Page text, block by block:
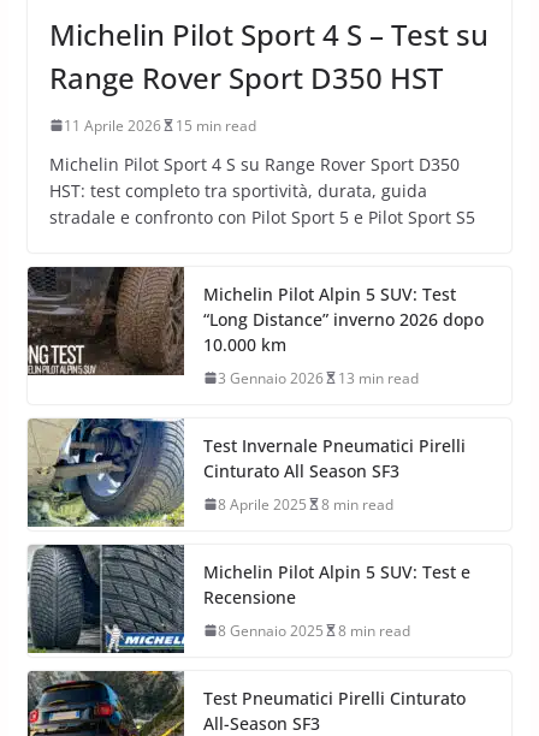
Michelin Pilot Sport 4 S – Test su
Range Rover Sport D350 HST
11 Aprile 2026 15 min read
Michelin Pilot Sport 4 S su Range Rover Sport D350
HST: test completo tra sportività, durata, guida
stradale e confronto con Pilot Sport 5 e Pilot Sport S5
Michelin Pilot Alpin 5 SUV: Test
“Long Distance” inverno 2026 dopo
10.000 km
3 Gennaio 2026 13 min read
Test Invernale Pneumatici Pirelli
Cinturato All Season SF3
8 Aprile 2025 8 min read
Michelin Pilot Alpin 5 SUV: Test e
Recensione
8 Gennaio 2025 8 min read
Test Pneumatici Pirelli Cinturato
All-Season SF3